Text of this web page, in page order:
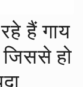
हैं गाय
हो